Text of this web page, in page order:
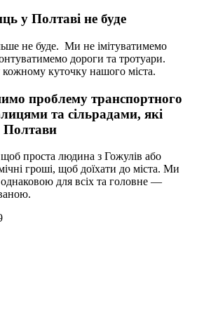
у Полтаві не буде
не буде. Ми не імітуватимемо
дороги та тротуари.
куточку нашого міста.
проблему транспортного
та сільрадами, які
Полтави
проста людина з Гожулів або
гроші, щоб доїхати до міста. Ми
для всіх та головне —